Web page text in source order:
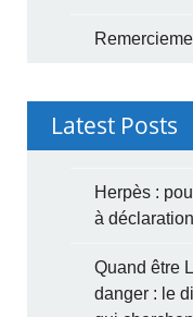
Latest Posts
Herpès :
à
Quand être
danger : le